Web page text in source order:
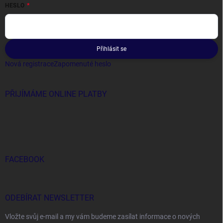
HESLO
Přihlásit se
Nová registraceZapomenuté heslo
PŘIJÍMÁME ONLINE PLATBY
FACEBOOK
ODEBÍRAT NEWSLETTER
Vložte svůj e-mail a my vám budeme zasílat informace o nových